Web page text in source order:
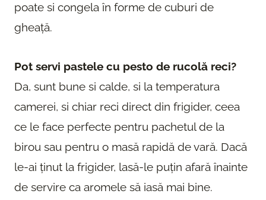
poate si congela în forme de cuburi de
gheață.
Pot servi pastele cu pesto de rucolă reci?
Da, sunt bune si calde, si la temperatura
camerei, si chiar reci direct din frigider, ceea
ce le face perfecte pentru pachetul de la
birou sau pentru o masă rapidă de vară. Dacă
le-ai ținut la frigider, lasă-le puțin afară înainte
de servire ca aromele să iasă mai bine.